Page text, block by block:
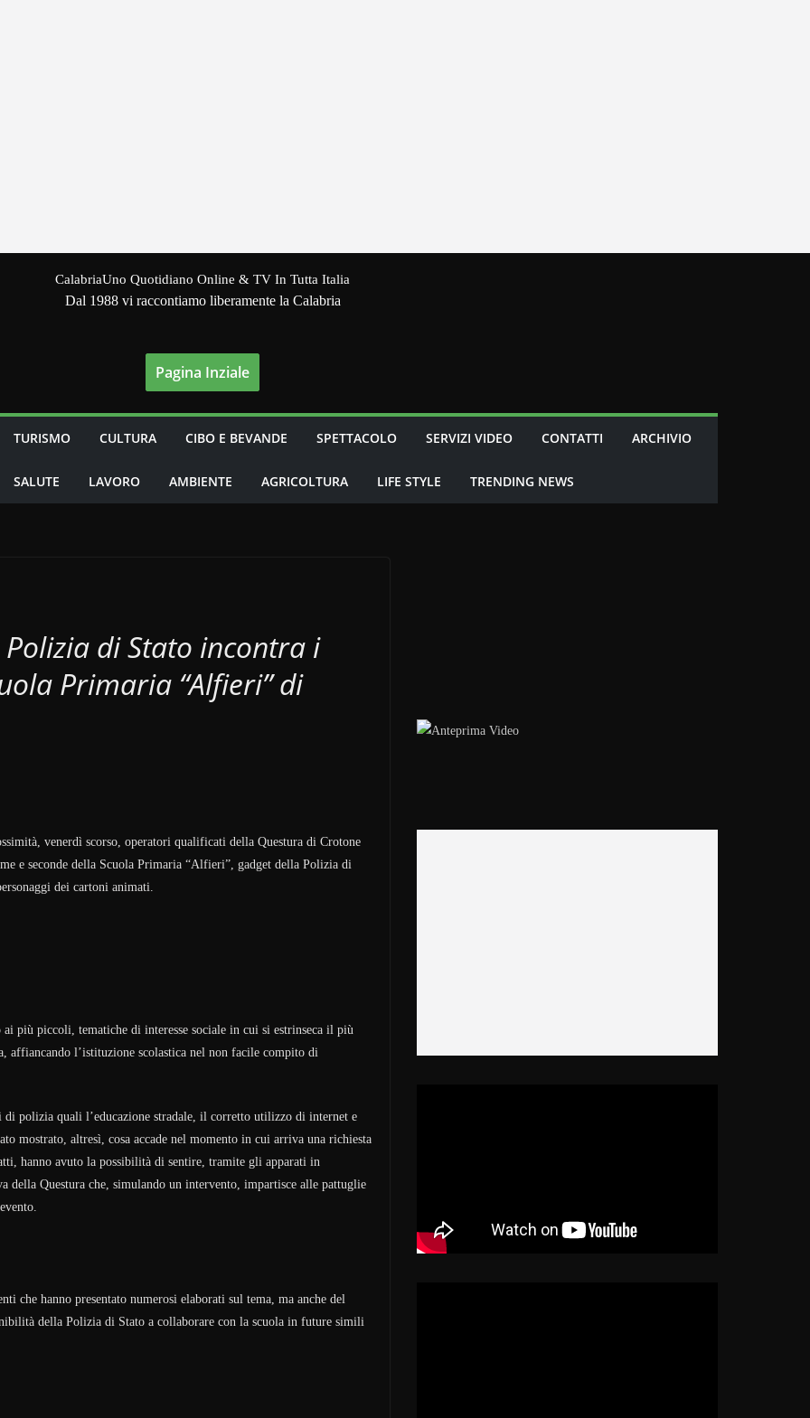
CalabriaUno Quotidiano Online & TV In Tutta Italia
Dal 1988 vi raccontiamo liberamente la Calabria
Pagina Inziale
TURISMO CULTURA CIBO E BEVANDE SPETTACOLO SERVIZI VIDEO CONTATTI ARCHIVIO
SALUTE LAVORO AMBIENTE AGRICOLTURA LIFE STYLE TRENDING NEWS
di Stato incontra i
Primaria “Alfieri” di
venerdì scorso, operatori qualificati della Questura di Crotone
e seconde della Scuola Primaria “Alfieri”, gadget della Polizia di
dei cartoni animati.
più piccoli, tematiche di interesse sociale in cui si estrinseca il più
affiancando l’istituzione scolastica nel non facile compito di
polizia quali l’educazione stradale, il corretto utilizzo di internet e
mostrato, altresì, cosa accade nel momento in cui arriva una richiesta
hanno avuto la possibilità di sentire, tramite gli apparati in
della Questura che, simulando un intervento, impartisce alle pattuglie
che hanno presentato numerosi elaborati sul tema, ma anche del
della Polizia di Stato a collaborare con la scuola in future simili